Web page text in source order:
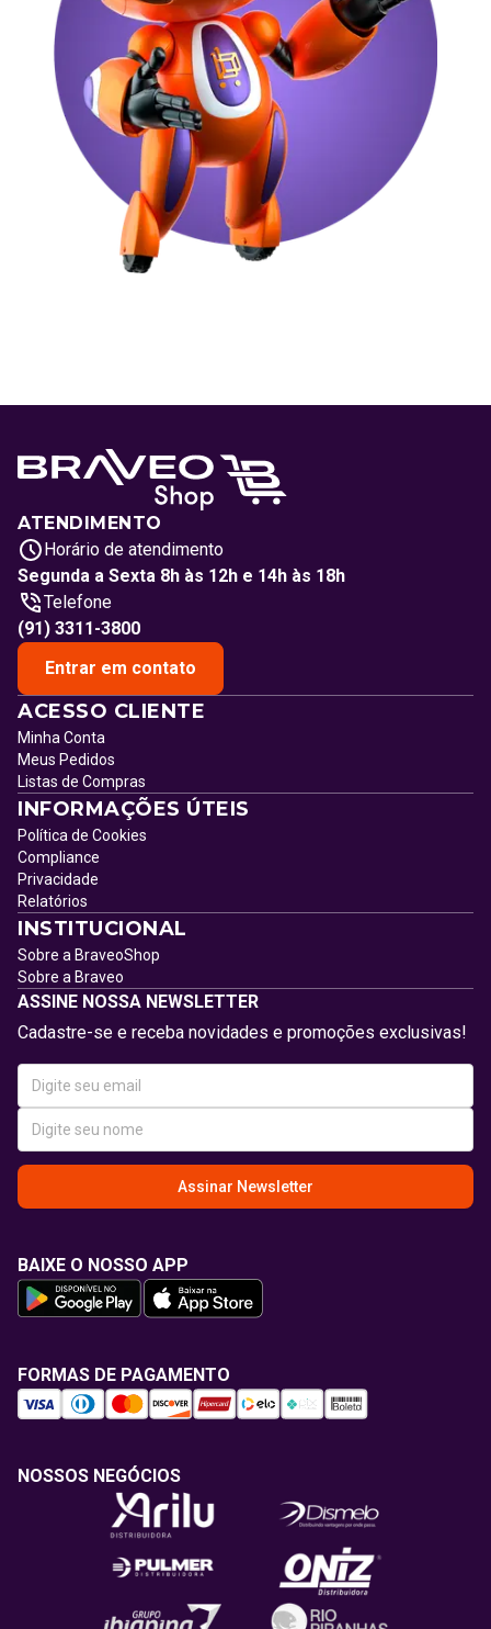
ATENDIMENTO
Horário de atendimento
Segunda a Sexta 8h às 12h e 14h às 18h
Telefone
(91) 3311-3800
Entrar em contato
ACESSO CLIENTE
Minha Conta
Meus Pedidos
Listas de Compras
INFORMAÇÕES ÚTEIS
Política de Cookies
Compliance
Privacidade
Relatórios
INSTITUCIONAL
Sobre a BraveoShop
Sobre a Braveo
ASSINE NOSSA NEWSLETTER
Cadastre-se e receba novidades e promoções exclusivas!
Assinar Newsletter
BAIXE O NOSSO APP
FORMAS DE PAGAMENTO
NOSSOS NEGÓCIOS